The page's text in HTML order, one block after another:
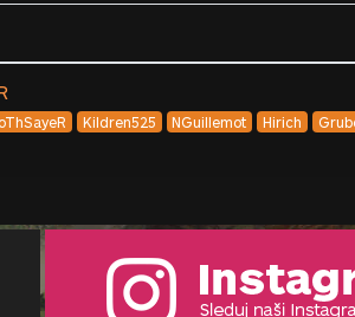
Kildren525 NGuillemot Hirich